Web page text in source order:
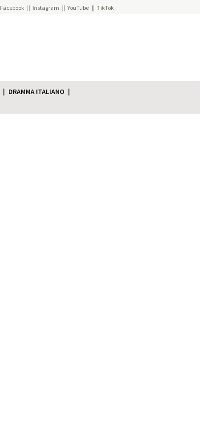
Facebook Instagram YouTube TikTok
DRAMMA ITALIANO